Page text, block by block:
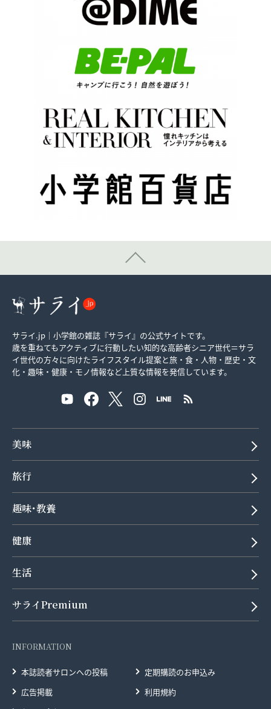
サライ.jp｜小学館の雑誌『サライ』の公式サイトです。
歳を重ねてもアクティブに行動したい知的な高齢者シニア世代＝サラ
イ世代の方々に向けたライフスタイル提案と旅・食・人物・歴史・文
化・趣味・健康・モノ情報など上質な情報を発信しています。
美味
旅行
趣味･教養
健康
生活
サライPremium
INFORMATION
本誌読者サロンへの投稿
定期購読のお申込み
広告掲載
利用規約